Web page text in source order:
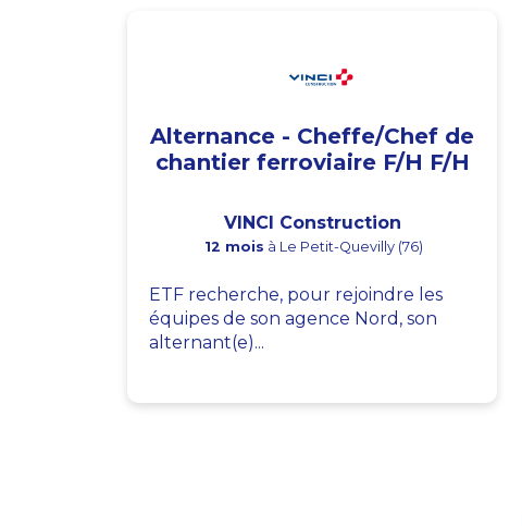
Alternance - Cheffe/Chef de
chantier ferroviaire F/H F/H
VINCI Construction
12 mois à Le Petit-Quevilly (76)
ETF recherche, pour rejoindre les
équipes de son agence Nord, son
alternant(e)...